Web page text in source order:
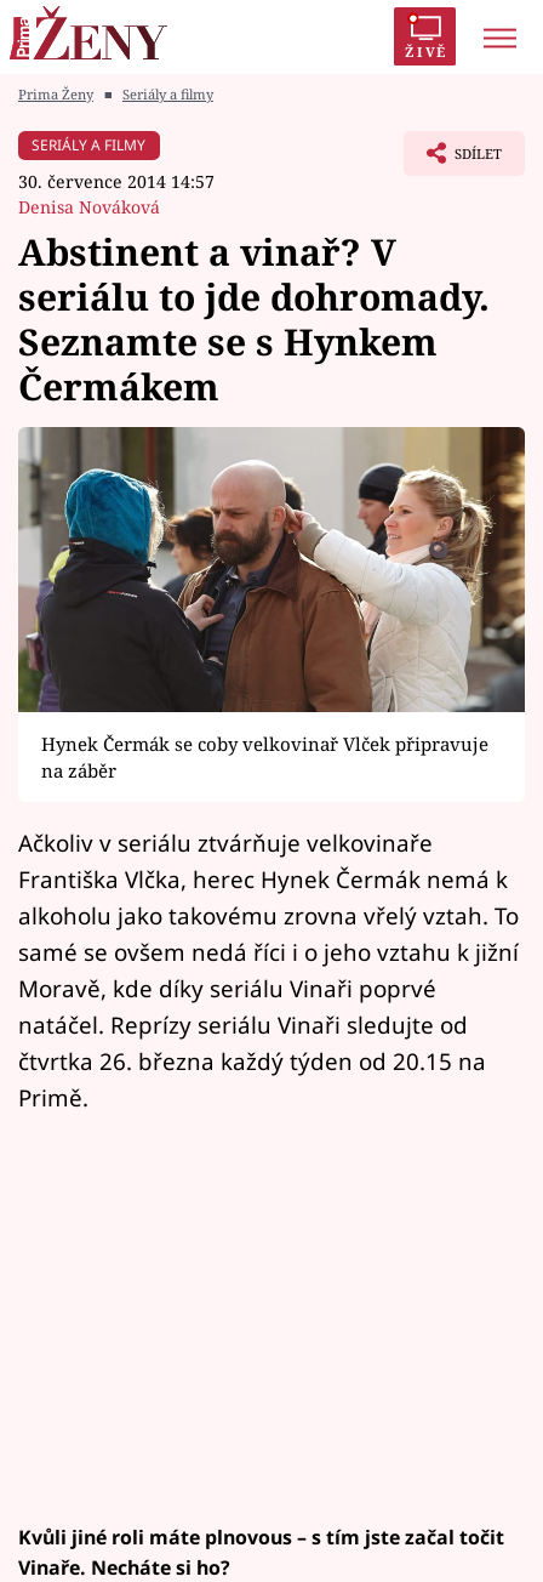
ŽIVĚ
Módní alarm
Témata
Celebrity
Vztahy
Seriály
Horoskopy
Sledujte prima+
Filmový festival Karlovy Vary
Pořady
Mámy sobě
Přihlášení
Sledujte nás
Prima Ženy ■ Seriály a filmy
SERIÁLY A FILMY
30. července 2014 14:57
Denisa Nováková
SDÍLET
Abstinent a vinař? V
seriálu to jde dohromady.
Seznamte se s Hynkem
Čermákem
Hynek Čermák se coby velkovinař Vlček připravuje
na záběr
Ačkoliv v seriálu ztvárňuje velkovinaře
Františka Vlčka, herec Hynek Čermák nemá k
alkoholu jako takovému zrovna vřelý vztah. To
samé se ovšem nedá říci i o jeho vztahu k jižní
Moravě, kde díky seriálu Vinaři poprvé
natáčel. Reprízy seriálu Vinaři sledujte od
čtvrtka 26. března každý týden od 20.15 na
Primě.
Kvůli jiné roli máte plnovous – s tím jste začal točit
Vinaře. Necháte si ho?